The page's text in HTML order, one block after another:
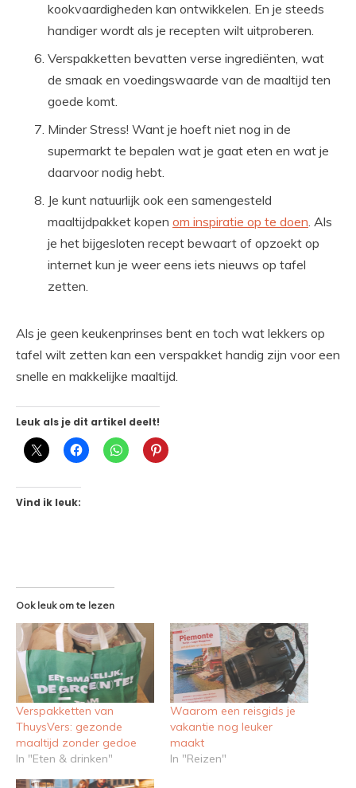
kookvaardigheden kan ontwikkelen. En je steeds
handiger wordt als je recepten wilt uitproberen.
Verspakketten bevatten verse ingrediënten, wat
de smaak en voedingswaarde van de maaltijd ten
goede komt.
Minder Stress! Want je hoeft niet nog in de
supermarkt te bepalen wat je gaat eten en wat je
daarvoor nodig hebt.
Je kunt natuurlijk ook een samengesteld
maaltijdpakket kopen om inspiratie op te doen. Als
je het bijgesloten recept bewaart of opzoekt op
internet kun je weer eens iets nieuws op tafel
zetten.
Als je geen keukenprinses bent en toch wat lekkers op
tafel wilt zetten kan een verspakket handig zijn voor een
snelle en makkelijke maaltijd.
Leuk als je dit artikel deelt!
Vind ik leuk:
Ook leuk om te lezen
Verspakketten van
ThuysVers: gezonde
maaltijd zonder gedoe
In "Eten & drinken"
Waarom een reisgids je
vakantie nog leuker
maakt
In "Reizen"